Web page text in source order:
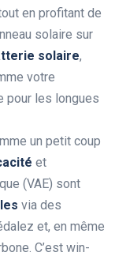
en profitant de
solaire sur
solaire,
votre
pour les longues
un petit coup
et
(VAE) sont
via des
et, en même
C’est win-